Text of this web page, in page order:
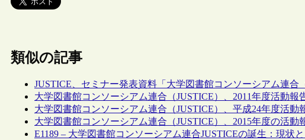
類似の記事
JUSTICE、セミナー発表資料「大学図書館コンソーシアム連合
大学図書館コンソーシアム連合（JUSTICE）、2011年度活動報
大学図書館コンソーシアム連合（JUSTICE）、平成24年度活動
大学図書館コンソーシアム連合（JUSTICE）、2015年度の活動
E1189 – 大学図書館コンソーシアム連合JUSTICEの誕生：現状